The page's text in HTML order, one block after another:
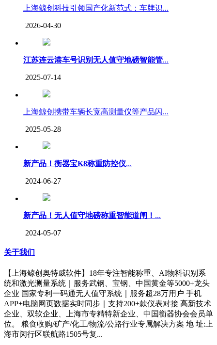
上海鲸创科技引领国产化新范式：车牌识...
2026-04-30
江苏连云港车号识别无人值守地磅智能管...
2025-07-14
上海鲸创携带车辆长宽高测量仪等产品闪...
2025-05-28
新产品！衡器宝K8称重防控仪...
2024-06-27
新产品！无人值守地磅称重智能道闸！ ...
2024-05-07
关于我们
【上海鲸创奥特威软件】18年专注智能称重、AI物料识别系
统和激光测量系统｜服务武钢、宝钢、中国黄金等5000+龙头
企业 国家专利一码通无人值守系统｜服务超28万用户 手机
APP+电脑网页数据实时同步｜支持200+款仪表对接 高新技术
企业、双软企业、上海市专精特新企业、中国衡器协会会员单
位。 粮食收购/矿产/化工/物流/公路行业专属解决方案 地 址:上
海市闵行区联航路1505号复...